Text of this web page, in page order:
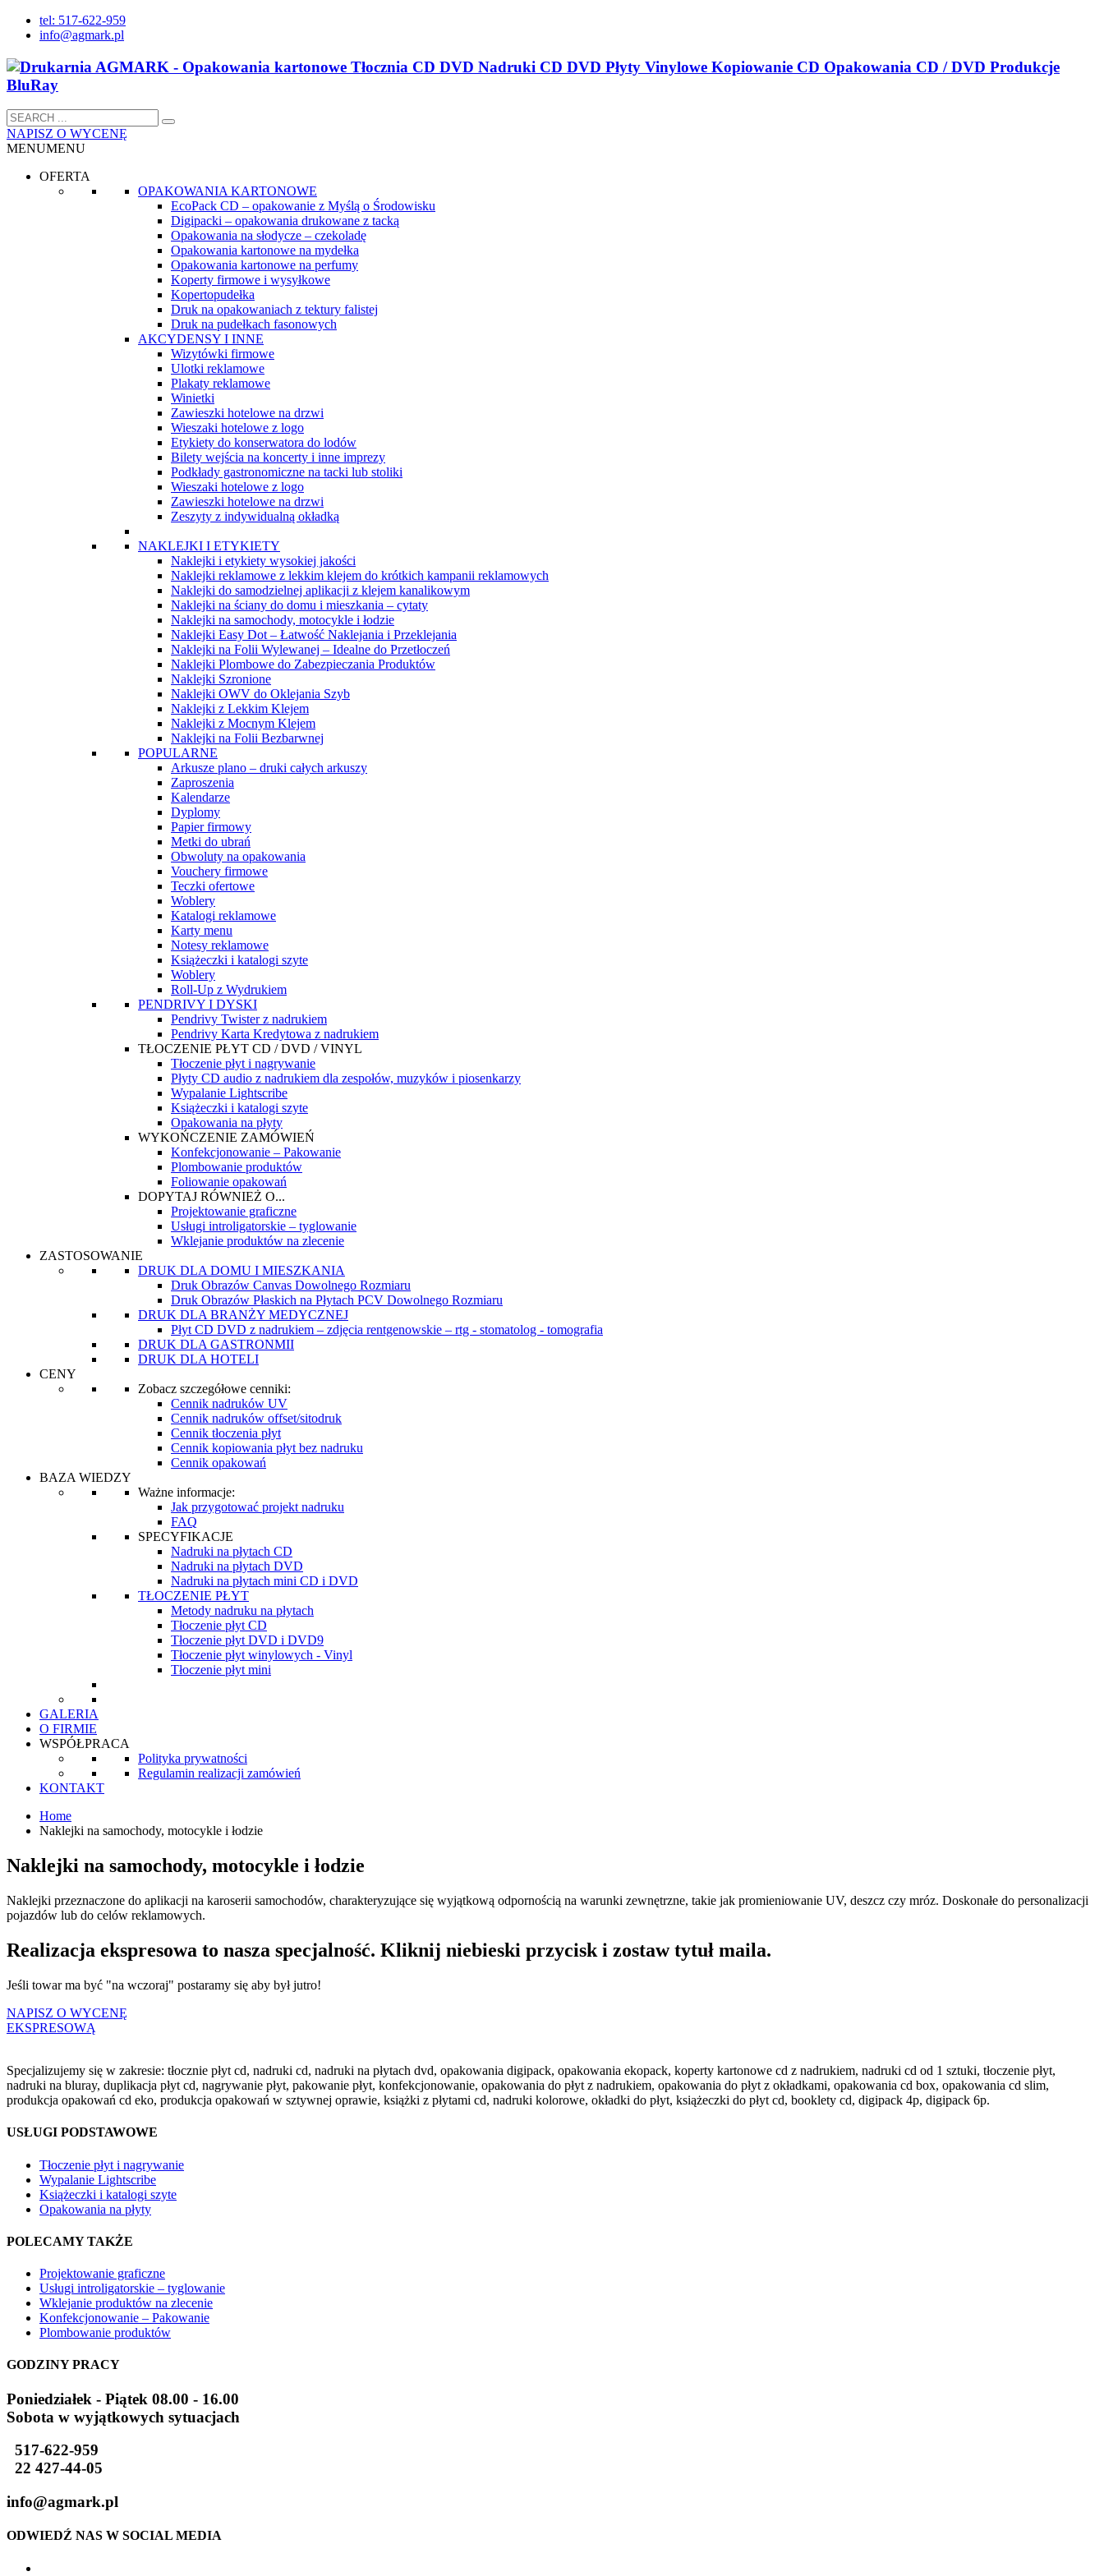
tel: 517-622-959
info@agmark.pl
NAPISZ O WYCENĘ
MENUMENU
OFERTA
OPAKOWANIA KARTONOWE
EcoPack CD – opakowanie z Myślą o Środowisku
Digipacki – opakowania drukowane z tacką
Opakowania na słodycze – czekoladę
Opakowania kartonowe na mydełka
Opakowania kartonowe na perfumy
Koperty firmowe i wysyłkowe
Kopertopudełka
Druk na opakowaniach z tektury falistej
Druk na pudełkach fasonowych
AKCYDENSY I INNE
Wizytówki firmowe
Ulotki reklamowe
Plakaty reklamowe
Winietki
Zawieszki hotelowe na drzwi
Wieszaki hotelowe z logo
Etykiety do konserwatora do lodów
Bilety wejścia na koncerty i inne imprezy
Podkłady gastronomiczne na tacki lub stoliki
Wieszaki hotelowe z logo
Zawieszki hotelowe na drzwi
Zeszyty z indywidualną okładką
NAKLEJKI I ETYKIETY
Naklejki i etykiety wysokiej jakości
Naklejki reklamowe z lekkim klejem do krótkich kampanii reklamowych
Naklejki do samodzielnej aplikacji z klejem kanalikowym
Naklejki na ściany do domu i mieszkania – cytaty
Naklejki na samochody, motocykle i łodzie
Naklejki Easy Dot – Łatwość Naklejania i Przeklejania
Naklejki na Folii Wylewanej – Idealne do Przetłoczeń
Naklejki Plombowe do Zabezpieczania Produktów
Naklejki Szronione
Naklejki OWV do Oklejania Szyb
Naklejki z Lekkim Klejem
Naklejki z Mocnym Klejem
Naklejki na Folii Bezbarwnej
POPULARNE
Arkusze plano – druki całych arkuszy
Zaproszenia
Kalendarze
Dyplomy
Papier firmowy
Metki do ubrań
Obwoluty na opakowania
Vouchery firmowe
Teczki ofertowe
Woblery
Katalogi reklamowe
Karty menu
Notesy reklamowe
Książeczki i katalogi szyte
Woblery
Roll-Up z Wydrukiem
PENDRIVY I DYSKI
Pendrivy Twister z nadrukiem
Pendrivy Karta Kredytowa z nadrukiem
TŁOCZENIE PŁYT CD / DVD / VINYL
Tłoczenie płyt i nagrywanie
Płyty CD audio z nadrukiem dla zespołów, muzyków i piosenkarzy
Wypalanie Lightscribe
Książeczki i katalogi szyte
Opakowania na płyty
WYKOŃCZENIE ZAMÓWIEŃ
Konfekcjonowanie – Pakowanie
Plombowanie produktów
Foliowanie opakowań
DOPYTAJ RÓWNIEŻ O...
Projektowanie graficzne
Usługi introligatorskie – tyglowanie
Wklejanie produktów na zlecenie
ZASTOSOWANIE
DRUK DLA DOMU I MIESZKANIA
Druk Obrazów Canvas Dowolnego Rozmiaru
Druk Obrazów Płaskich na Płytach PCV Dowolnego Rozmiaru
DRUK DLA BRANŻY MEDYCZNEJ
Płyt CD DVD z nadrukiem – zdjęcia rentgenowskie – rtg - stomatolog - tomografia
DRUK DLA GASTRONMII
DRUK DLA HOTELI
CENY
Zobacz szczegółowe cenniki:
Cennik nadruków UV
Cennik nadruków offset/sitodruk
Cennik tłoczenia płyt
Cennik kopiowania płyt bez nadruku
Cennik opakowań
BAZA WIEDZY
Ważne informacje:
Jak przygotować projekt nadruku
FAQ
SPECYFIKACJE
Nadruki na płytach CD
Nadruki na płytach DVD
Nadruki na płytach mini CD i DVD
TŁOCZENIE PŁYT
Metody nadruku na płytach
Tłoczenie płyt CD
Tłoczenie płyt DVD i DVD9
Tłoczenie płyt winylowych - Vinyl
Tłoczenie płyt mini
GALERIA
O FIRMIE
WSPÓŁPRACA
Polityka prywatności
Regulamin realizacji zamówień
KONTAKT
Home
Naklejki na samochody, motocykle i łodzie
Naklejki na samochody, motocykle i łodzie
Naklejki przeznaczone do aplikacji na karoserii samochodów, charakteryzujące się wyjątkową odpornością na warunki zewnętrzne, takie jak promieniowanie UV, deszcz czy mróz. Doskonałe do personalizacji
pojazdów lub do celów reklamowych.
Realizacja ekspresowa to nasza specjalność. Kliknij niebieski przycisk i zostaw tytuł maila.
Jeśli towar ma być "na wczoraj" postaramy się aby był jutro!
NAPISZ O WYCENĘ
EKSPRESOWĄ
Specjalizujemy się w zakresie: tłocznie płyt cd, nadruki cd, nadruki na płytach dvd, opakowania digipack, opakowania ekopack, koperty kartonowe cd z nadrukiem, nadruki cd od 1 sztuki, tłoczenie płyt,
nadruki na bluray, duplikacja płyt cd, nagrywanie płyt, pakowanie płyt, konfekcjonowanie, opakowania do płyt z nadrukiem, opakowania do płyt z okładkami, opakowania cd box, opakowania cd slim,
produkcja opakowań cd eko, produkcja opakowań w sztywnej oprawie, książki z płytami cd, nadruki kolorowe, okładki do płyt, książeczki do płyt cd, booklety cd, digipack 4p, digipack 6p.
USŁUGI PODSTAWOWE
Tłoczenie płyt i nagrywanie
Wypalanie Lightscribe
Książeczki i katalogi szyte
Opakowania na płyty
POLECAMY TAKŻE
Projektowanie graficzne
Usługi introligatorskie – tyglowanie
Wklejanie produktów na zlecenie
Konfekcjonowanie – Pakowanie
Plombowanie produktów
GODZINY PRACY
Poniedziałek - Piątek 08.00 - 16.00
Sobota w wyjątkowych sytuacjach
517-622-959
22 427-44-05
info@agmark.pl
ODWIEDŹ NAS W SOCIAL MEDIA